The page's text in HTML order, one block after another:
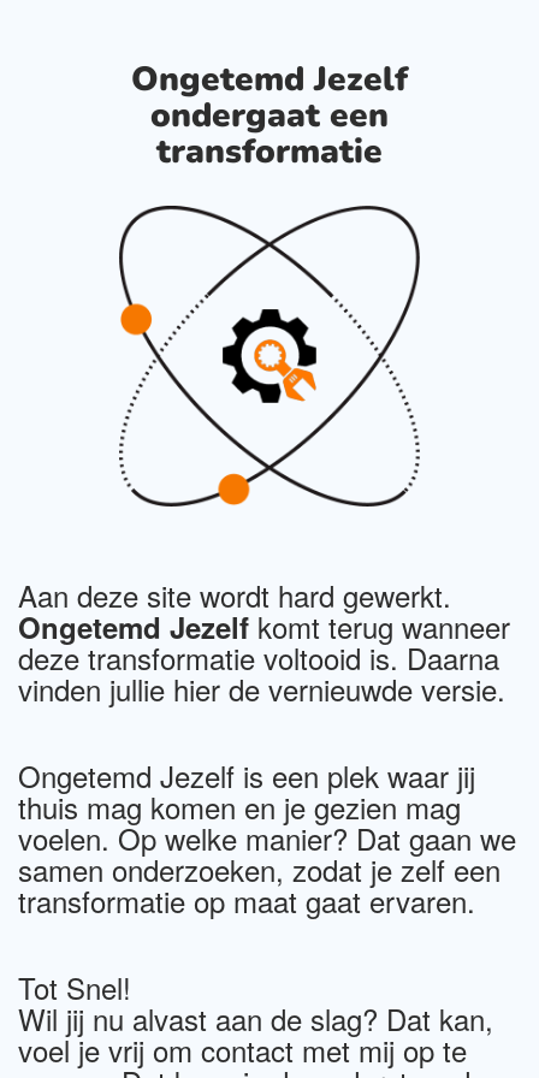
Ongetemd Jezelf
ondergaat een
transformatie
Aan deze site wordt hard gewerkt.
Ongetemd Jezelf komt terug wanneer
deze transformatie voltooid is. Daarna
vinden jullie hier de vernieuwde versie.
Ongetemd Jezelf is een plek waar jij
thuis mag komen en je gezien mag
voelen. Op welke manier? Dat gaan we
samen onderzoeken, zodat je zelf een
transformatie op maat gaat ervaren.
Tot Snel!
Wil jij nu alvast aan de slag? Dat kan,
voel je vrij om contact met mij op te